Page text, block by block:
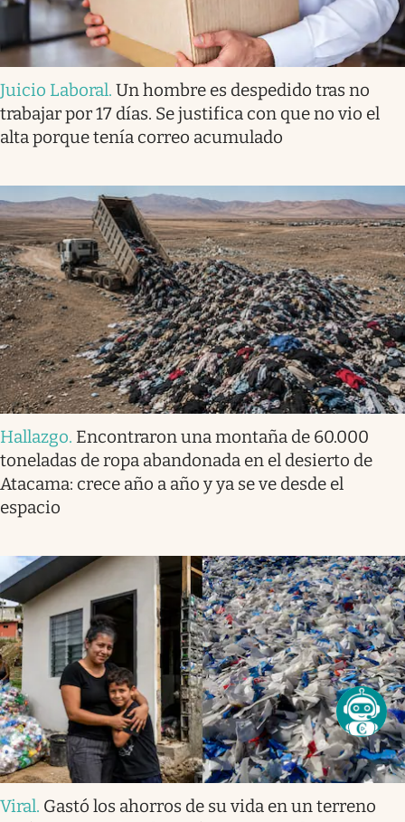
Juicio Laboral. Un hombre es despedido tras no
trabajar por 17 días. Se justifica con que no vio el
alta porque tenía correo acumulado
Hallazgo. Encontraron una montaña de 60.000
toneladas de ropa abandonada en el desierto de
Atacama: crece año a año y ya se ve desde el
espacio
Viral. Gastó los ahorros de su vida en un terreno